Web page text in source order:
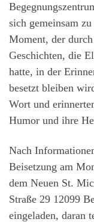
sich gemeinsam
Moment, der
Geschichten, die
hatte, in der
besetzt bleiben
Wort und
Humor und ihre
Nach
Beisetzung am
dem Neuen St.
Straße 29 12099
eingeladen, daran